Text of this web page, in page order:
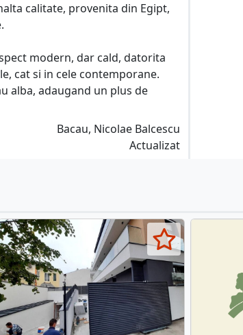
calitate, provenita din Egipt,
modern, dar cald, datorita
cat si in cele contemporane.
alba, adaugand un plus de
Bacau, Nicolae Balcescu
Actualizat